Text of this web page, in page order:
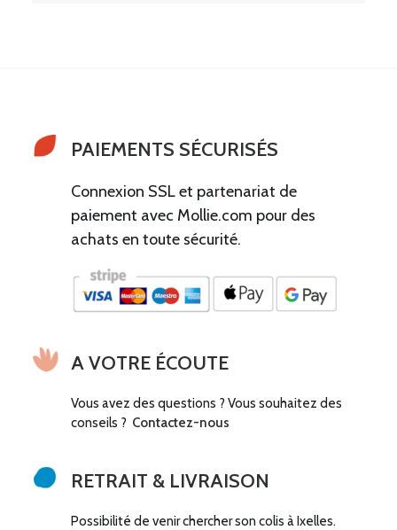
PAIEMENTS SÉCURISÉS
Connexion SSL et partenariat de
paiement avec Mollie.com pour des
achats en toute sécurité.
A VOTRE ÉCOUTE
Vous avez des questions ? Vous souhaitez des
conseils ? Contactez-nous
RETRAIT & LIVRAISON
Possibilité de venir chercher son colis à Ixelles.